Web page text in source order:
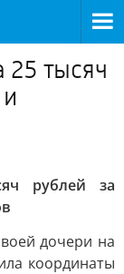
25 тысяч
рублей за
дочери на
координаты